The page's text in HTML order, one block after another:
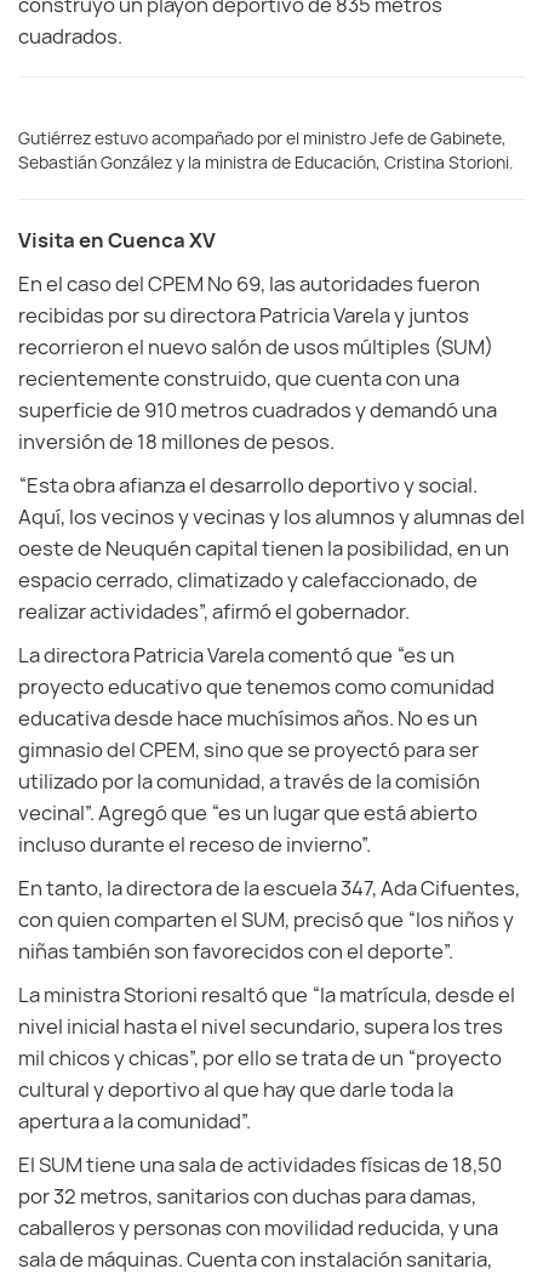
cuadrados.
Gutiérrez estuvo acompañado por el ministro Jefe de Gabinete,
Sebastián González y la ministra de Educación, Cristina Storioni.
Visita en Cuenca XV
En el caso del CPEM Nº 69, las autoridades fueron
recibidas por su directora Patricia Varela y juntos
recorrieron el nuevo salón de usos múltiples (SUM)
recientemente construido, que cuenta con una
superficie de 910 metros cuadrados y demandó una
inversión de 18 millones de pesos.
“Esta obra afianza el desarrollo deportivo y social.
Aquí, los vecinos y vecinas y los alumnos y alumnas del
oeste de Neuquén capital tienen la posibilidad, en un
espacio cerrado, climatizado y calefaccionado, de
realizar actividades”, afirmó el gobernador.
La directora Patricia Varela comentó que “es un
proyecto educativo que tenemos como comunidad
educativa desde hace muchísimos años. No es un
gimnasio del CPEM, sino que se proyectó para ser
utilizado por la comunidad, a través de la comisión
vecinal”. Agregó que “es un lugar que está abierto
incluso durante el receso de invierno”.
En tanto, la directora de la escuela 347, Ada Cifuentes,
con quien comparten el SUM, precisó que “los niños y
niñas también son favorecidos con el deporte”.
La ministra Storioni resaltó que “la matrícula, desde el
nivel inicial hasta el nivel secundario, supera los tres
mil chicos y chicas”, por ello se trata de un “proyecto
cultural y deportivo al que hay que darle toda la
apertura a la comunidad”.
El SUM tiene una sala de actividades físicas de 18,50
por 32 metros, sanitarios con duchas para damas,
caballeros y personas con movilidad reducida, y una
sala de máquinas. Cuenta con instalación sanitaria,